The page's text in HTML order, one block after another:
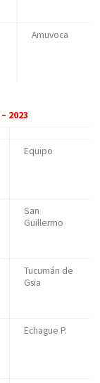
Amuvoca
2023
Equipo
San
Guillermo
Tucumán de
Gsia
Echague P.